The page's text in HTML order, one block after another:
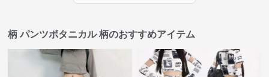
柄 パンツボタニカル 柄のおすすめアイテム